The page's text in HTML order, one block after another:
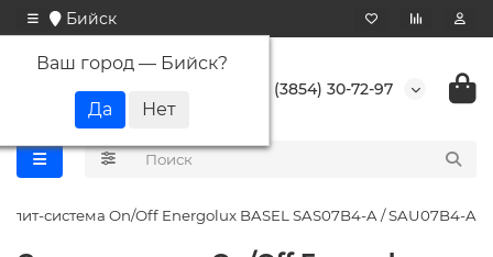
Бийск
Ваш город — Бийск?
+7 (3854) 30-72-97
система On/Off Energolux BASEL SAS07B4-A / SAU07B4-A